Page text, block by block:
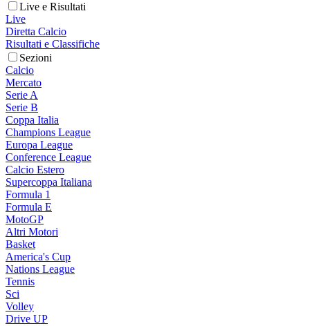
Live e Risultati
Live
Diretta Calcio
Risultati e Classifiche
Sezioni
Calcio
Mercato
Serie A
Serie B
Coppa Italia
Champions League
Europa League
Conference League
Calcio Estero
Supercoppa Italiana
Formula 1
Formula E
MotoGP
Altri Motori
Basket
America's Cup
Nations League
Tennis
Sci
Volley
Drive UP